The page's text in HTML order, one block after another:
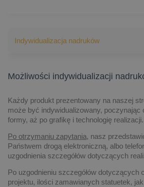
Indywidualizacja nadruków
Możliwości indywidualizacji
Każdy produkt prezentowany na naszej
może być indywidualizowany, poczynając
formy, aż po grafikę i technologię realizacji.
Po otrzymaniu zapytania, nasz
Państwem drogą elektroniczną, albo
uzgodnienia szczegółów dotyczących
Po uzgodnieniu szczegółów dotyczących
projektu, ilości zamawianych statuetek,